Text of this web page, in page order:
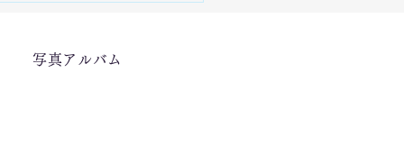
写真アルバム